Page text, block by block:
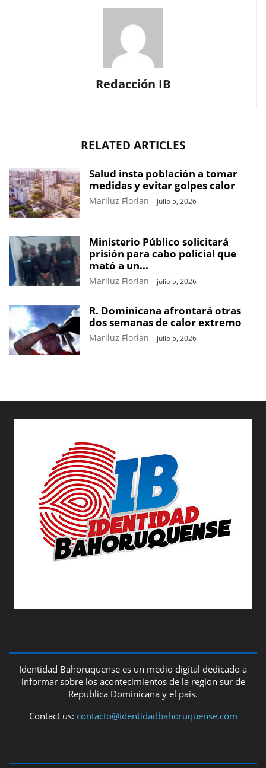
Redacción IB
RELATED ARTICLES
Salud insta población a tomar
medidas y evitar golpes calor
Mariluz Florian - julio 5, 2026
Ministerio Público solicitará
prisión para cabo policial que
mató a un...
Mariluz Florian - julio 5, 2026
R. Dominicana afrontará otras
dos semanas de calor extremo
Mariluz Florian - julio 5, 2026
Identidad Bahoruquense es un medio digital dedicado a
informar sobre los acontecimientos de la region sur de
Republica Dominicana y el pais.
Contact us: contacto@identidadbahoruquense.com